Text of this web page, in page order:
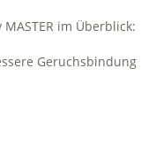
im Überblick:
Geruchsbindung